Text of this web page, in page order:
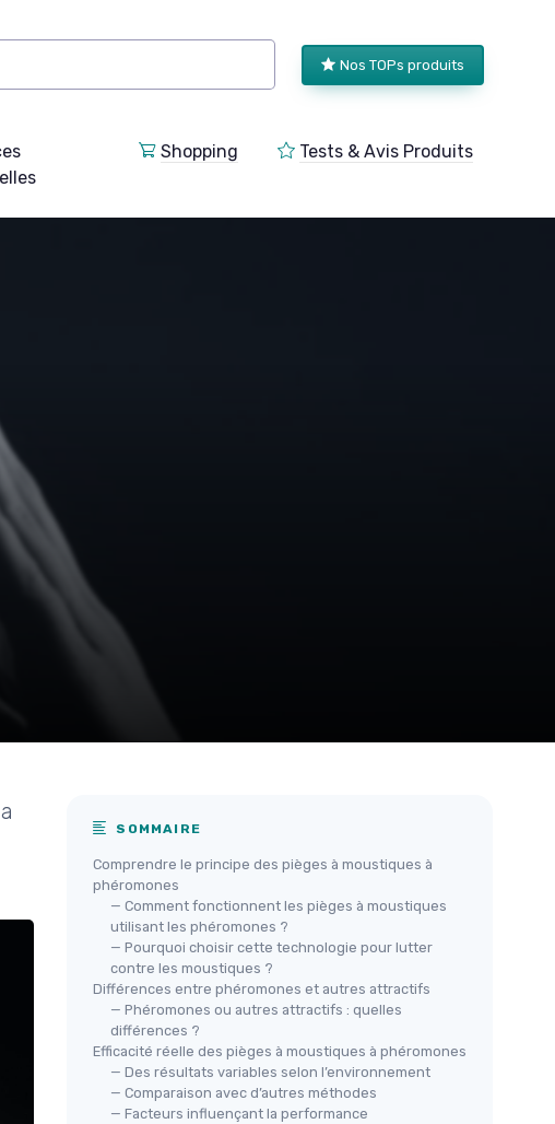
Nos TOPs produits
Shopping Tests & Avis Produits
SOMMAIRE
Comprendre le principe des pièges à moustiques à
phéromones
— Comment fonctionnent les pièges à moustiques
utilisant les phéromones ?
— Pourquoi choisir cette technologie pour lutter
contre les moustiques ?
Différences entre phéromones et autres attractifs
— Phéromones ou autres attractifs : quelles
différences ?
Efficacité réelle des pièges à moustiques à phéromones
— Des résultats variables selon l’environnement
— Comparaison avec d’autres méthodes
— Facteurs influençant la performance